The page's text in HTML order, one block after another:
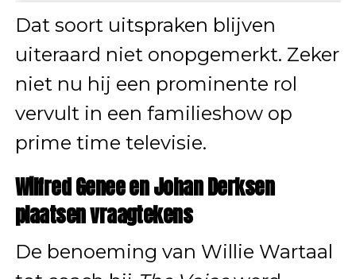
Dat soort uitspraken blijven
uiteraard niet onopgemerkt. Zeker
niet nu hij een prominente rol
vervult in een familieshow op
prime time televisie.
Wilfred Genee en Johan Derksen
plaatsen vraagtekens
De benoeming van Willie Wartaal